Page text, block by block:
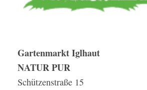
Gartenmarkt Iglhaut
NATUR PUR
Schützenstraße 15